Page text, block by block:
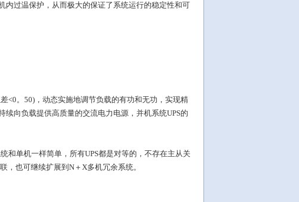
内过温保护，从而极大的保证了系统运行的稳定性和可
<0。50)，动态实施地调节负载的有功和无功，实现精
向负载提供高质量的交流电力电源，并机系统UPS的
和单机一样简单，所有UPS都是对等的，不存在主从关
，也可继续扩展到N＋X多机冗余系统。